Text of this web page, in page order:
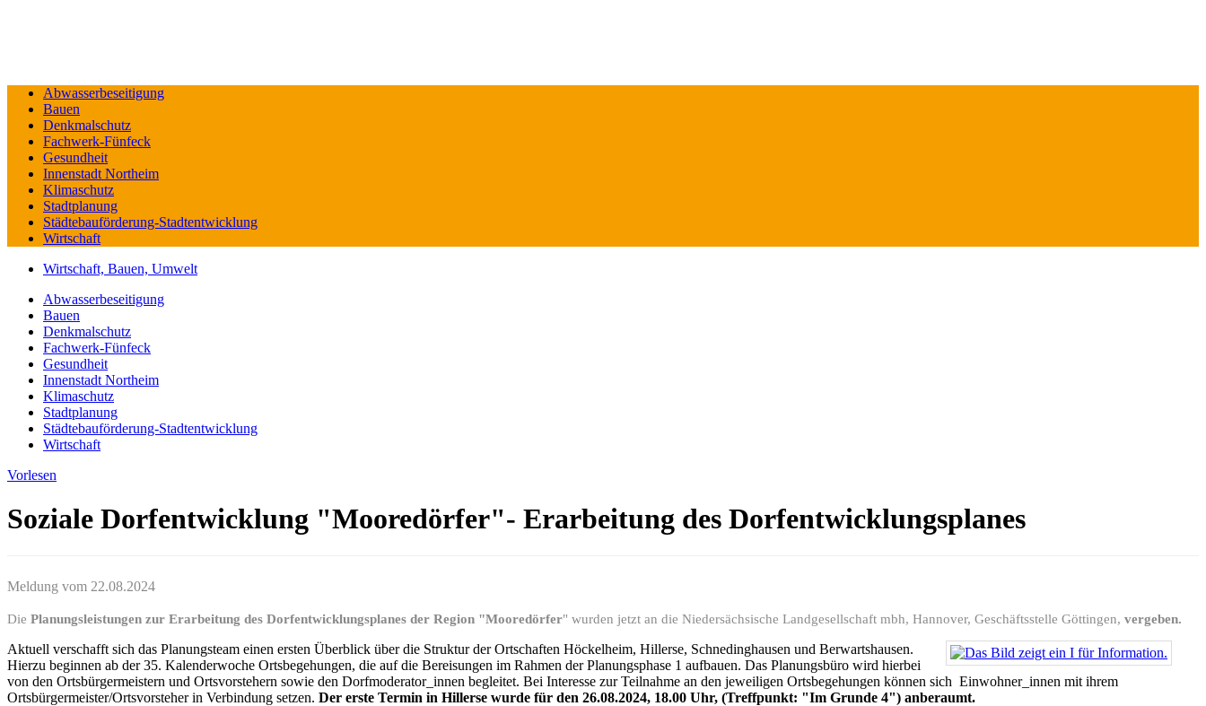
Abwasserbeseitigung
Bauen
Denkmalschutz
Fachwerk-Fünfeck
Gesundheit
Innenstadt Northeim
Klimaschutz
Stadtplanung
Städtebauförderung-Stadtentwicklung
Wirtschaft
Wirtschaft, Bauen, Umwelt
Abwasserbeseitigung
Bauen
Denkmalschutz
Fachwerk-Fünfeck
Gesundheit
Innenstadt Northeim
Klimaschutz
Stadtplanung
Städtebauförderung-Stadtentwicklung
Wirtschaft
Vorlesen
Soziale Dorfentwicklung "Mooredörfer"- Erarbeitung des Dorfentwicklungsplanes
Meldung vom 22.08.2024
Die Planungsleistungen zur Erarbeitung des Dorfentwicklungsplanes der Region "Mooredörfer" wurden jetzt an die Niedersächsische Landgesellschaft mbh, Hannover, Geschäftsstelle Göttingen, vergeben.
Aktuell verschafft sich das Planungsteam einen ersten Überblick über die Struktur der Ortschaften Höckelheim, Hillerse, Schnedinghausen und Berwartshausen.
Hierzu beginnen ab der 35. Kalenderwoche Ortsbegehungen, die auf die Bereisungen im Rahmen der Planungsphase 1 aufbauen. Das Planungsbüro wird hierbei
von den Ortsbürgermeistern und Ortsvorstehern sowie den Dorfmoderator_innen begleitet. Bei Interesse zur Teilnahme an den jeweiligen Ortsbegehungen können sich Einwohner_innen mit ihrem
Ortsbürgermeister/Ortsvorsteher in Verbindung setzen. Der erste Termin in Hillerse wurde für den 26.08.2024, 18.00 Uhr, (Treffpunkt: "Im Grunde 4") anberaumt.